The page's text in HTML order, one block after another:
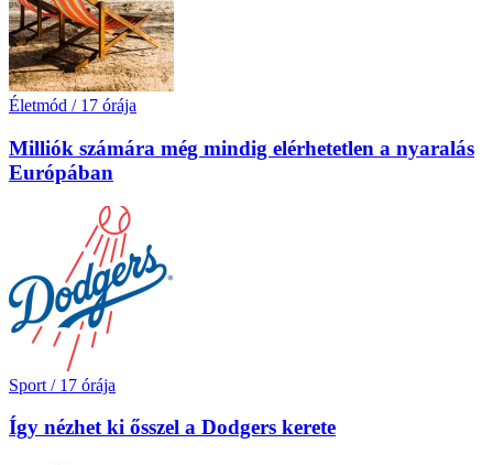
Életmód / 17 órája
Milliók számára még mindig elérhetetlen a nyaralás
Európában
Sport / 17 órája
Így nézhet ki ősszel a Dodgers kerete